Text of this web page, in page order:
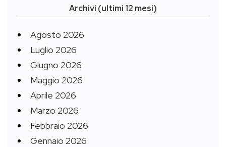
Archivi (ultimi 12 mesi)
Agosto 2026
Luglio 2026
Giugno 2026
Maggio 2026
Aprile 2026
Marzo 2026
Febbraio 2026
Gennaio 2026